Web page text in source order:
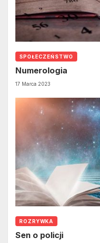
SPOŁECZEŃSTWO
Numerologia
17 Marca 2023
ROZRYWKA
Sen o policji